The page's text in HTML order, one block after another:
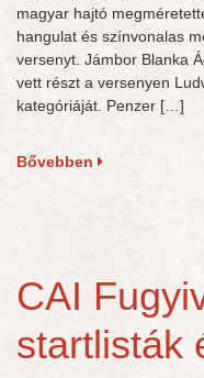
magyar hajtó
hangulat és színvonalas
versenyt. Jámbor Blanka
vett részt a versenyen
kategóriáját. Penzer […]
Bővebben
CAI
startlisták